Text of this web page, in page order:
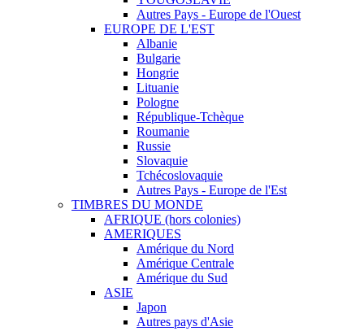
Autres Pays - Europe de l'Ouest
EUROPE DE L'EST
Albanie
Bulgarie
Hongrie
Lituanie
Pologne
République-Tchèque
Roumanie
Russie
Slovaquie
Tchécoslovaquie
Autres Pays - Europe de l'Est
TIMBRES DU MONDE
AFRIQUE (hors colonies)
AMERIQUES
Amérique du Nord
Amérique Centrale
Amérique du Sud
ASIE
Japon
Autres pays d'Asie